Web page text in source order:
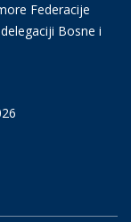
Federacije
Bosne i